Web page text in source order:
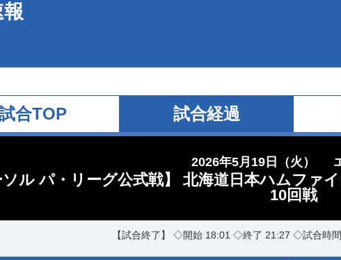
合TOP 試合経過
2026年5月19日（火）
ソル パ・リーグ公式戦】 北海道日本ハムファ
10回戦
【試合終了】 ◇開始 18:01 ◇終了 21:27 ◇試合時